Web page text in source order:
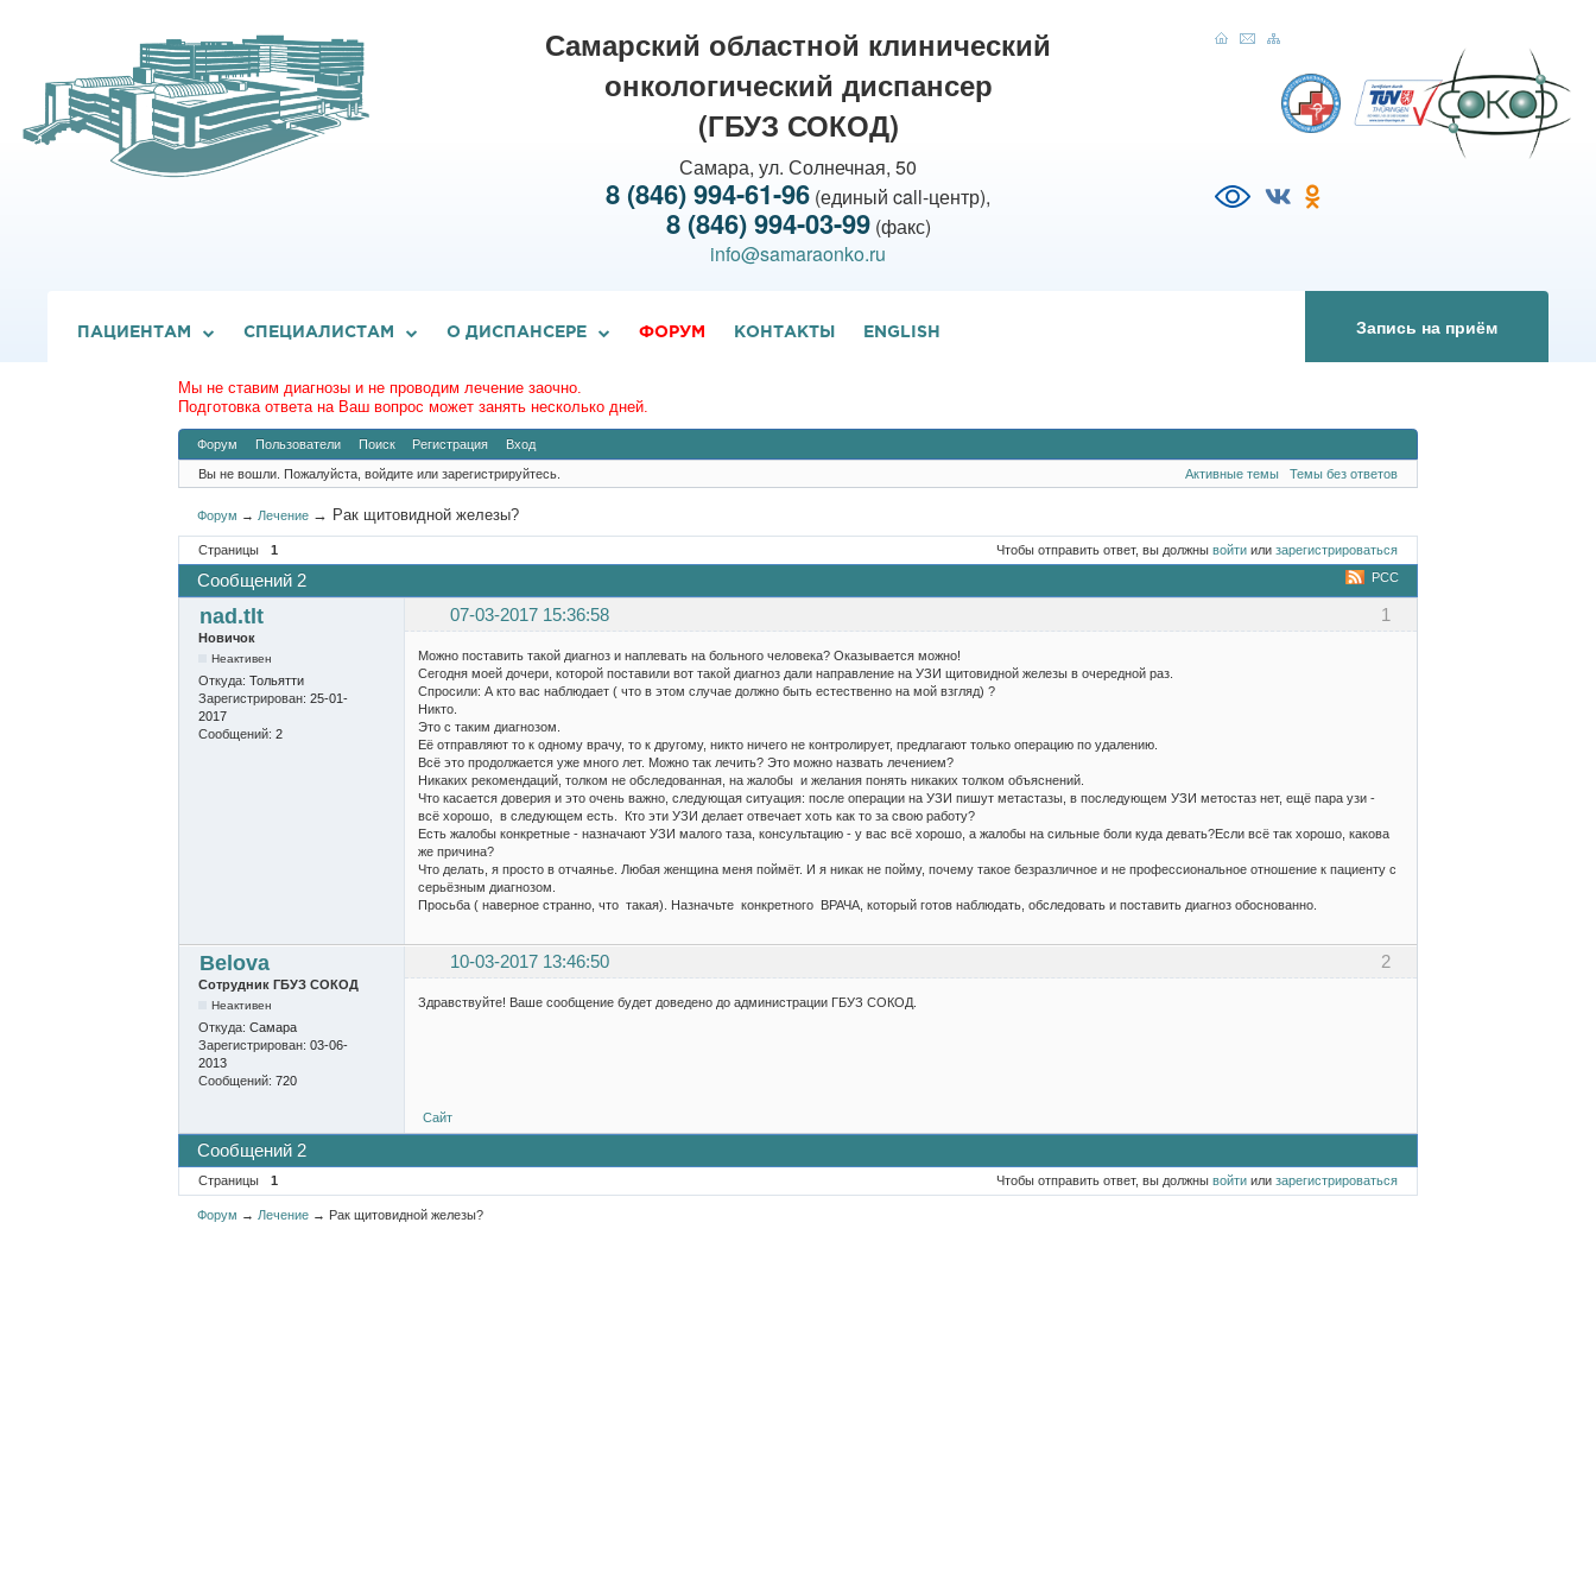
Самарский областной клинический
онкологический диспансер
(ГБУЗ СОКОД)
Самара, ул. Солнечная, 50
8 (846) 994-61-96 (единый call-центр),
8 (846) 994-03-99(факс)
info@samaraonko.ru
ПАЦИЕНТАМ СПЕЦИАЛИСТАМ О ДИСПАНСЕРЕ ФОРУМ КОНТАКТЫ ENGLISH Запись на приём
Мы не ставим диагнозы и не проводим лечение заочно.
Подготовка ответа на Ваш вопрос может занять несколько дней.
Форум Пользователи Поиск Регистрация Вход
Вы не вошли. Пожалуйста, войдите или зарегистрируйтесь. Активные темы Темы без ответов
Форум → Лечение → Рак щитовидной железы?
Страницы 1 Чтобы отправить ответ, вы должнывойти илизарегистрироваться
РСС
Сообщений 2
1
nad.tlt 07-03-2017 15:36:58
Новичок
Неактивен
Откуда: Тольятти
Зарегистрирован: 25-01-
2017
Сообщений: 2
Можно поставить такой диагноз и наплевать на больного человека? Оказывается можно!
Сегодня моей дочери, которой поставили вот такой диагноз дали направление на УЗИ щитовидной железы в очередной раз.
Спросили: А кто вас наблюдает ( что в этом случае должно быть естественно на мой взгляд) ?
Никто.
Это с таким диагнозом.
Её отправляют то к одному врачу, то к другому, никто ничего не контролирует, предлагают только операцию по удалению.
Всё это продолжается уже много лет. Можно так лечить? Это можно назвать лечением?
Никаких рекомендаций, толком не обследованная, на жалобы и желания понять никаких толком объяснений.
Что касается доверия и это очень важно, следующая ситуация: после операции на УЗИ пишут метастазы, в последующем УЗИ метостаз нет, ещё пара узи -
всё хорошо, в следующем есть. Кто эти УЗИ делает отвечает хоть как то за свою работу?
Есть жалобы конкретные - назначают УЗИ малого таза, консультацию - у вас всё хорошо, а жалобы на сильные боли куда девать?Если всё так хорошо, какова
же причина?
Что делать, я просто в отчаянье. Любая женщина меня поймёт. И я никак не пойму, почему такое безразличное и не профессиональное отношение к пациенту с
серьёзным диагнозом.
Просьба ( наверное странно, что такая). Назначьте конкретного ВРАЧА, который готов наблюдать, обследовать и поставить диагноз обоснованно.
2
Belova 10-03-2017 13:46:50
Сотрудник ГБУЗ СОКОД
Неактивен
Откуда: Самара
Зарегистрирован: 03-06-
2013
Сообщений: 720
Здравствуйте! Ваше сообщение будет доведено до администрации ГБУЗ СОКОД.
Сайт
Сообщений 2
Страницы 1 Чтобы отправить ответ, вы должнывойти илизарегистрироваться
Форум →Лечение → Рак щитовидной железы?